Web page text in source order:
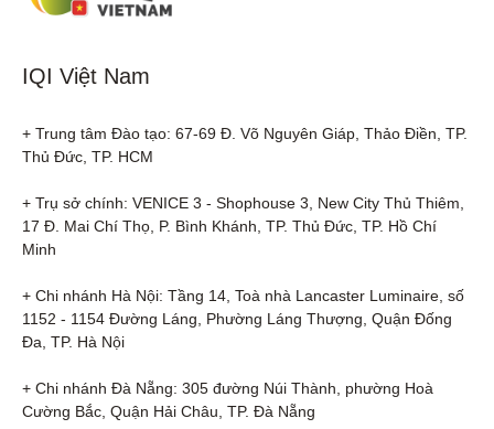
IQI Việt Nam
+ Trung tâm Đào tạo: 67-69 Đ. Võ Nguyên Giáp, Thảo Điền, TP.
Thủ Đức, TP. HCM
+ Trụ sở chính: VENICE 3 - Shophouse 3, New City Thủ Thiêm,
17 Đ. Mai Chí Thọ, P. Bình Khánh, TP. Thủ Đức, TP. Hồ Chí
Minh
+ Chi nhánh Hà Nội: Tầng 14, Toà nhà Lancaster Luminaire, số
1152 - 1154 Đường Láng, Phường Láng Thượng, Quận Đống
Đa, TP. Hà Nội
+ Chi nhánh Đà Nẵng: 305 đường Núi Thành, phường Hoà
Cường Bắc, Quận Hải Châu, TP. Đà Nẵng